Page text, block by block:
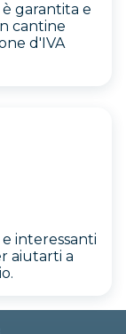
garantita e
cantine
d'IVA
interessanti
aiutarti a